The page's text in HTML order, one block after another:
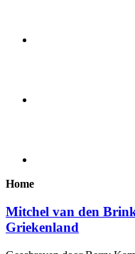
Home
Mitchel van den
Griekenland